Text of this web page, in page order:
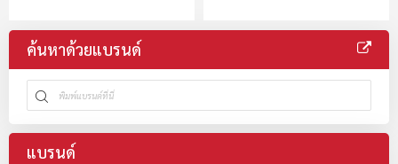
ค้นหาด้วยแบรนด์
แบรนด์